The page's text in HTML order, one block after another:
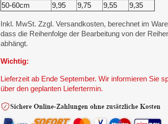
50-60cm
9,95 9,75 9,55 9,35
Inkl. MwSt. Zzgl. Versandkosten, berechnet im
dass die Reihenfolge der Bearbeitung von der
abhängt.
Wichtig:
Lieferzeit ab Ende September. Wir informieren Sie
über den geplanten Liefertermin.